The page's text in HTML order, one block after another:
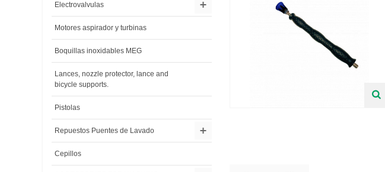
Electrovalvulas
Motores aspirador y turbinas
Boquillas inoxidables MEG
Lances, nozzle protector, lance and
bicycle supports.
Pistolas
Repuestos Puentes de Lavado
Cepillos